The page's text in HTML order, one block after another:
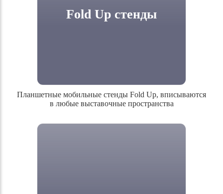
Fold Up стенды
Планшетные мобильные стенды Fold Up, вписываются
в любые выставочные пространства